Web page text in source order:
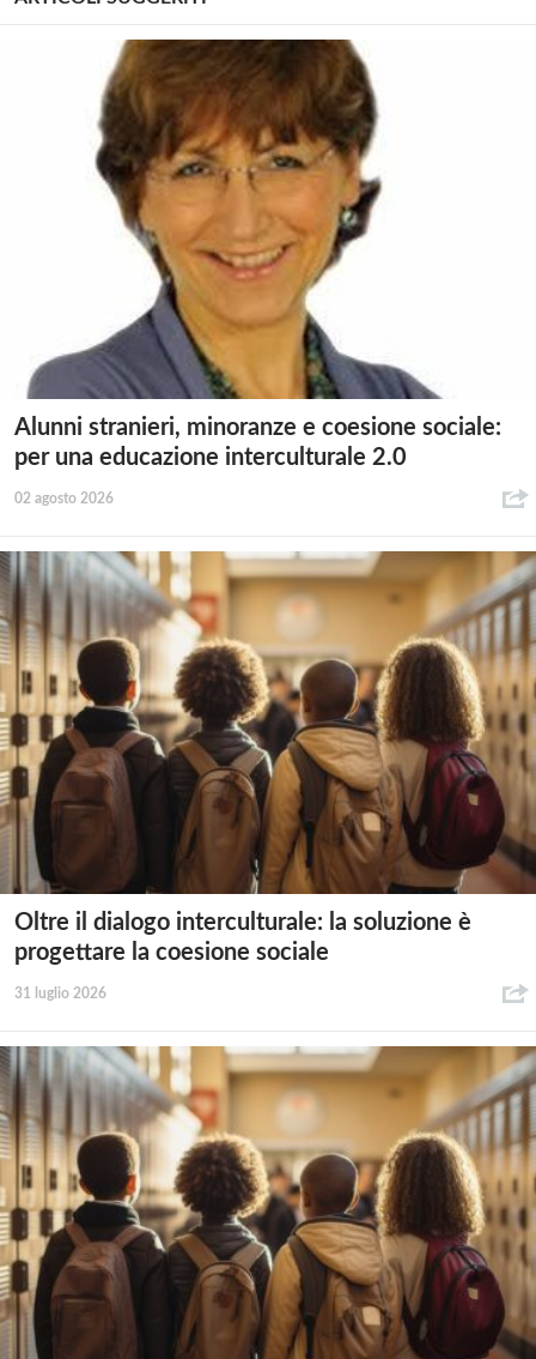
Alunni stranieri, minoranze e coesione sociale:
per una educazione interculturale 2.0
02 agosto 2026
Oltre il dialogo interculturale: la soluzione è
progettare la coesione sociale
31 luglio 2026